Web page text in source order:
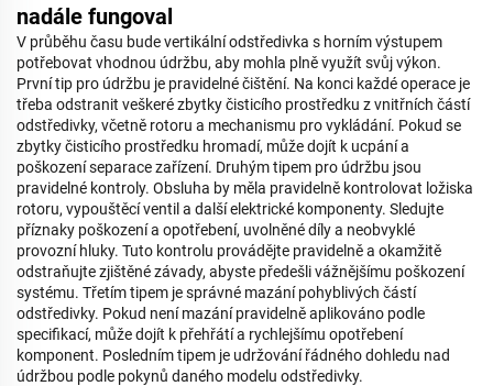
nadále fungoval
V průběhu času bude vertikální odstředivka s horním výstupem
potřebovat vhodnou údržbu, aby mohla plně využít svůj výkon.
První tip pro údržbu je pravidelné čištění. Na konci každé operace je
třeba odstranit veškeré zbytky čisticího prostředku z vnitřních částí
odstředivky, včetně rotoru a mechanismu pro vykládání. Pokud se
zbytky čisticího prostředku hromadí, může dojít k ucpání a
poškození separace zařízení. Druhým tipem pro údržbu jsou
pravidelné kontroly. Obsluha by měla pravidelně kontrolovat ložiska
rotoru, vypouštěcí ventil a další elektrické komponenty. Sledujte
příznaky poškození a opotřebení, uvolněné díly a neobvyklé
provozní hluky. Tuto kontrolu provádějte pravidelně a okamžitě
odstraňujte zjištěné závady, abyste předešli vážnějšímu poškození
systému. Třetím tipem je správné mazání pohyblivých částí
odstředivky. Pokud není mazání pravidelně aplikováno podle
specifikací, může dojít k přehřátí a rychlejšímu opotřebení
komponent. Posledním tipem je udržování řádného dohledu nad
údržbou podle pokynů daného modelu odstředivky.